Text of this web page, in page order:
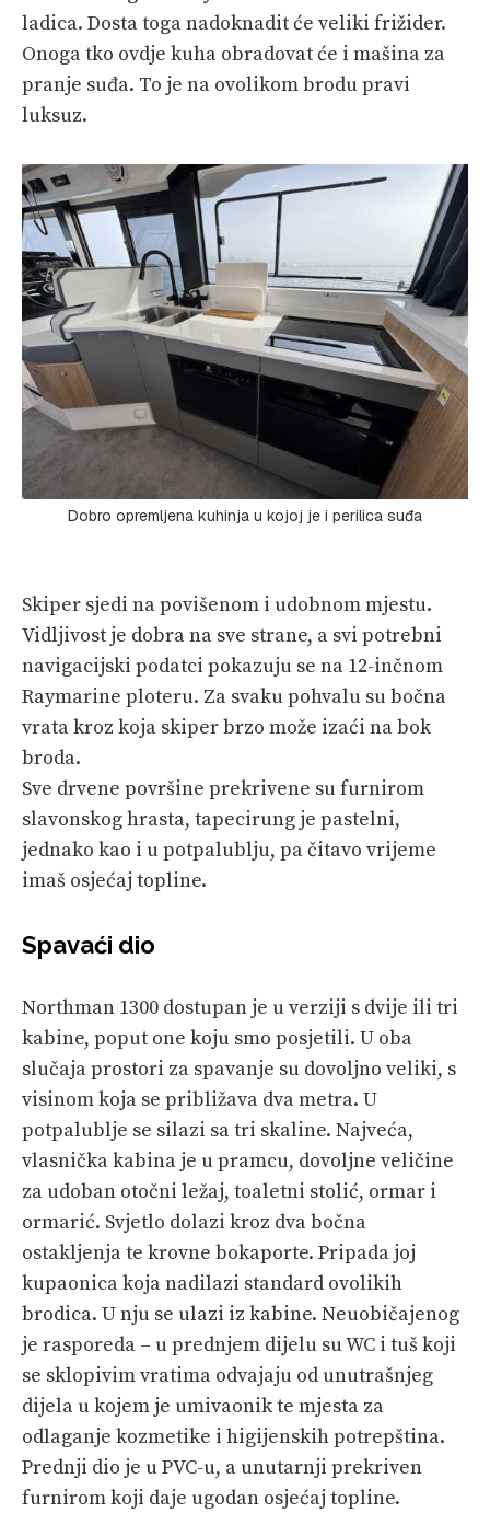
ladica. Dosta toga nadoknadit će veliki frižider.
Onoga tko ovdje kuha obradovat će i mašina za
pranje suđa. To je na ovolikom brodu pravi
luksuz.
Dobro opremljena kuhinja u kojoj je i perilica suđa
Skiper sjedi na povišenom i udobnom mjestu.
Vidljivost je dobra na sve strane, a svi potrebni
navigacijski podatci pokazuju se na 12-inčnom
Raymarine ploteru. Za svaku pohvalu su bočna
vrata kroz koja skiper brzo može izaći na bok
broda.
Sve drvene površine prekrivene su furnirom
slavonskog hrasta, tapecirung je pastelni,
jednako kao i u potpalublju, pa čitavo vrijeme
imaš osjećaj topline.
Spavaći dio
Northman 1300 dostupan je u verziji s dvije ili tri
kabine, poput one koju smo posjetili. U oba
slučaja prostori za spavanje su dovoljno veliki, s
visinom koja se približava dva metra. U
potpalublje se silazi sa tri skaline. Najveća,
vlasnička kabina je u pramcu, dovoljne veličine
za udoban otočni ležaj, toaletni stolić, ormar i
ormarić. Svjetlo dolazi kroz dva bočna
ostakljenja te krovne bokaporte. Pripada joj
kupaonica koja nadilazi standard ovolikih
brodica. U nju se ulazi iz kabine. Neuobičajenog
je rasporeda – u prednjem dijelu su WC i tuš koji
se sklopivim vratima odvajaju od unutrašnjeg
dijela u kojem je umivaonik te mjesta za
odlaganje kozmetike i higijenskih potrepština.
Prednji dio je u PVC-u, a unutarnji prekriven
furnirom koji daje ugodan osjećaj topline.